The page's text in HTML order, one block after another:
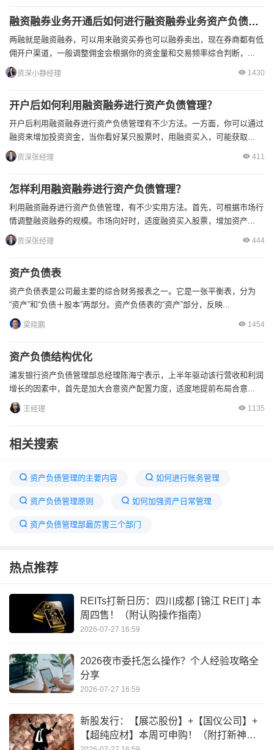
融资融券业务开通后如何进行融资融券业务资产负债管理？
两融就是融资融券，可以用来融资买券也可以融券卖出，现在券商都有低
佣开户渠道，一般调整佣金会根据你的资金量和交易频率综合判断，...
资深小静经理 1430
开户后如何利用融资融券进行资产负债管理？
开户后利用融资融券进行资产负债管理有不少方法。一方面，你可以通过
融资来增加投资资金，当你看好某只股票时，用融资买入，可能获取...
资深张经理 411
怎样利用融资融券进行资产负债管理？
利用融资融券进行资产负债管理，有不少实用方法。首先，可根据市场行
情调整融资融券的规模。市场向好时，适度融资买入股票，增加资产...
资深张经理 444
资产负债表
资产负债表是公司最主要的综合财务报表之一。它是一张平衡表，分为
“资产”和“负债＋股本”两部分。资产负债表的“资产”部分，反映...
梁晓鹏 1454
资产负债结构优化
浦发银行资产负债管理部总经理陈海宁表示，上半年驱动该行营收和利润
增长的因素中，首先是加大合意资产配置力度，适度地提前布局合意...
王经理 1135
相关搜索
资产负债管理的主要内容 如何进行账务管理
资产负债管理原则 如何加强资产日常管理
资产负债管理部最厉害三个部门
保险资产负债管理监管规则
资产负债管理的核心是 负债管理怎么做
资产负债管理制度 债权账户和负债账户的区别
热点推荐
REITs打新日历：四川成都 ⌈锦江 REIT⌋ 本
周四售！（附认购操作指南）
2026-07-27 16:59
2026夜市委托怎么操作？个人经验攻略全
分享
2026-07-27 16:59
新股发行：【展芯股份】+【国仪公司】+
【超纯应材】本周可申购！（附打新神